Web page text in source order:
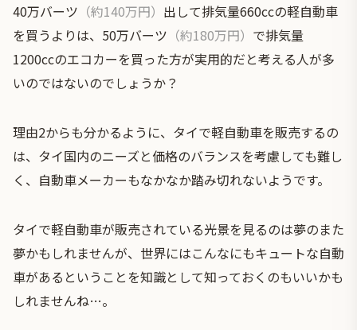
40万バーツ （約140万円） 出して排気量660ccの軽自動車
を買うよりは、50万バーツ （約180万円） で排気量
1200ccのエコカーを買った方が実用的だと考える人が多
いのではないのでしょうか？
理由2からも分かるように、タイで軽自動車を販売するの
は、タイ国内のニーズと価格のバランスを考慮しても難し
く、自動車メーカーもなかなか踏み切れないようです。
タイで軽自動車が販売されている光景を見るのは夢のまた
夢かもしれませんが、世界にはこんなにもキュートな自動
車があるということを知識として知っておくのもいいかも
しれませんね…。